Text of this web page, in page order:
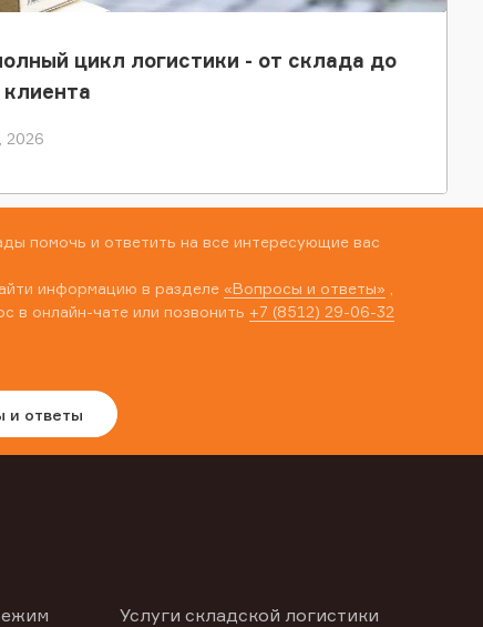
цикл логистики - от склада до
2026
помочь и ответить на все интересующие вас
информацию в разделе «Вопросы и ответы»
в онлайн-чате или позвонить +7 (8512) 29-06-32
и ответы
Услуги складской логистики